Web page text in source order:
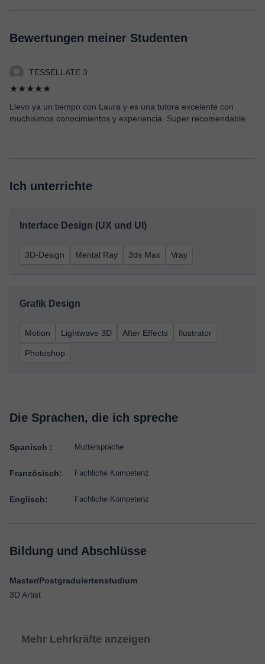
Bewertungen meiner Studenten
TESSELLATE 3
★★★★★
Llevo ya un tiempo con Laura y es una tutora excelente con
muchisimos conocimientos y experiencia. Super recomendable.
Ich unterrichte
Interface Design (UX und UI)
3D-Design Mental Ray 3ds Max Vray
Grafik Design
Motion Lightwave 3D After Effects Ilustrator
Photoshop
Die Sprachen, die ich spreche
Spanisch : Muttersprache
Französisch: Fachliche Kompetenz
Englisch: Fachliche Kompetenz
Bildung und Abschlüsse
Master/Postgraduiertenstudium
3D Artist
Mehr Lehrkräfte anzeigen